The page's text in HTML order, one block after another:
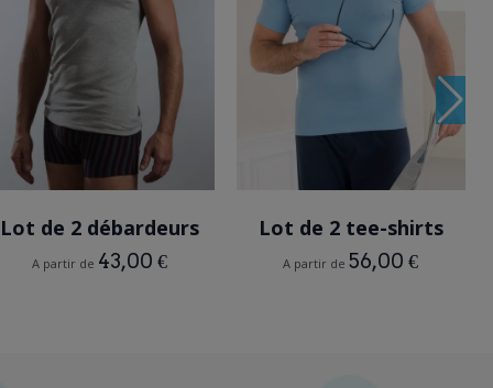
MULTICOLORE
Lot de 2 débardeurs
A partir de 43,00 €
BLEU CIEL
Lot de 2 tee-shirts
A partir de56,00 €